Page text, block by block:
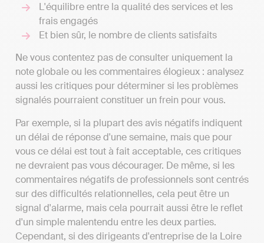
L'équilibre entre la qualité des services et les
frais engagés
Et bien sûr, le nombre de clients satisfaits
Ne vous contentez pas de consulter uniquement la
note globale ou les commentaires élogieux : analysez
aussi les critiques pour déterminer si les problèmes
signalés pourraient constituer un frein pour vous.
Par exemple, si la plupart des avis négatifs indiquent
un délai de réponse d'une semaine, mais que pour
vous ce délai est tout à fait acceptable, ces critiques
ne devraient pas vous décourager. De même, si les
commentaires négatifs de professionnels sont centrés
sur des difficultés relationnelles, cela peut être un
signal d'alarme, mais cela pourrait aussi être le reflet
d'un simple malentendu entre les deux parties.
Cependant, si des dirigeants d'entreprise de la Loire